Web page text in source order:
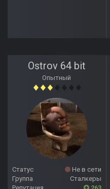
Ostrov 64 bit
Опытный
Статус
Не в сети
Группа
Сталкеры